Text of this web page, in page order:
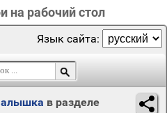
рабочий стол
Язык сайта:
в разделе